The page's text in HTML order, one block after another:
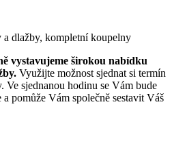
dlažby, kompletní koupelny
vystavujeme širokou nabídku
Využijte možnost sjednat si termín
sjednanou hodinu se Vám bude
pomůže Vám společně sestavit Váš